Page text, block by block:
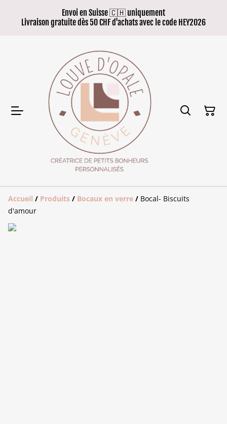
Envoi en Suisse 🇨🇭 uniquement
Livraison gratuite dès 50 CHF d'achats avec le code HEY2026
Accueil / Produits / Bocaux en verre / Bocal- Biscuits
d'amour